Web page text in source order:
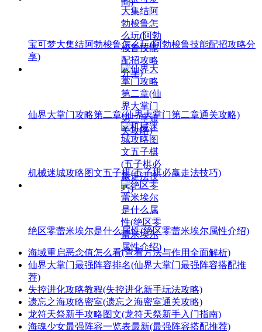
宝可梦大集结阿勃梭鲁怎么玩(阿勃梭鲁技能配招攻略分
享)
仙界大掌门攻略第二章(仙界大掌门第二章通关攻略)
机械迷城攻略图文五子棋(五子棋必赢走法技巧)
绝区零蕾米埃尔是什么属性(绝区零蕾米埃尔属性介绍)
海域重启恶念值怎么看(查看方法与作用全面解析)
仙界大掌门最强阵容排名(仙界大掌门最强阵容搭配推
荐)
失控进化攻略教程(失控进化新手玩法攻略)
遗忘之海攻略密室(遗忘之海密室通关攻略)
龙符天祭新手攻略图文(龙符天祭新手入门指南)
海魂少女最强阵容一览表最新(最强阵容搭配推荐)